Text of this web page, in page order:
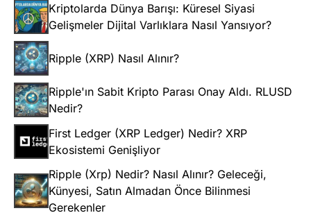
Kriptolarda Dünya Barışı: Küresel Siyasi
Gelişmeler Dijital Varlıklara Nasıl Yansıyor?
Ripple (XRP) Nasıl Alınır?
Ripple'ın Sabit Kripto Parası Onay Aldı. RLUSD
Nedir?
First Ledger (XRP Ledger) Nedir? XRP
Ekosistemi Genişliyor
Ripple (Xrp) Nedir? Nasıl Alınır? Geleceği,
Künyesi, Satın Almadan Önce Bilinmesi
Gerekenler